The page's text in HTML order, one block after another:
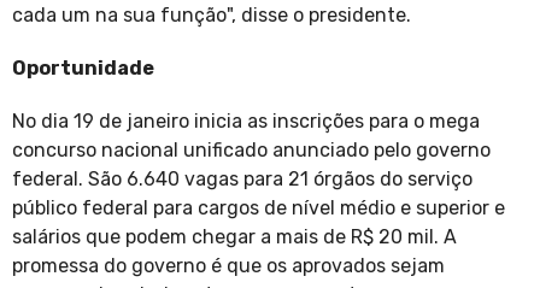
cada um na sua função", disse o presidente.
Oportunidade
No dia 19 de janeiro inicia as inscrições para o mega
concurso nacional unificado anunciado pelo governo
federal. São 6.640 vagas para 21 órgãos do serviço
público federal para cargos de nível médio e superior e
salários que podem chegar a mais de R$ 20 mil. A
promessa do governo é que os aprovados sejam